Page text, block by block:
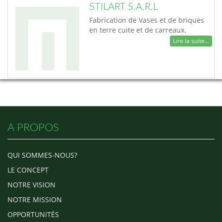
STILART S.A.R.L
Fabrication de Vases et de briques
en terre cuite et de carreaux.
Lire la suite...
A PROPOS
QUI SOMMES-NOUS?
LE CONCEPT
NOTRE VISION
NOTRE MISSION
OPPORTUNITÉS